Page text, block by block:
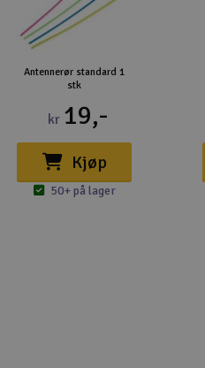
Antennerør standard 1
stk
kr 19,-
Kjøp
50+ på lager